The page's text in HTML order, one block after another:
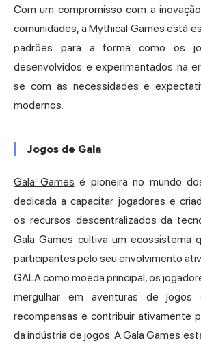
Com um compromisso com a
comunidades, a Mythical Games está
padrões para a forma como os
desenvolvidos e experimentados na
se com as necessidades e
modernos.
Jogos de Gala
Gala Games é pioneira no mundo
dedicada a capacitar jogadores e
os recursos descentralizados da
Gala Games cultiva um ecossistema
participantes pelo seu envolvimento
GALA como moeda principal, os
mergulhar em aventuras de jogos
recompensas e contribuir ativamente
da indústria de jogos. A Gala Games